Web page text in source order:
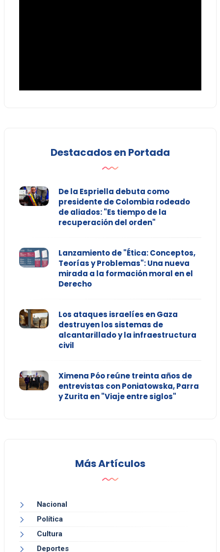
Destacados en Portada
De la Espriella debuta como
presidente de Colombia rodeado
de aliados: "Es tiempo de la
recuperación del orden"
Lanzamiento de "Ética: Conceptos,
Teorías y Problemas": Una nueva
mirada a la formación moral en el
Derecho
Los ataques israelíes en Gaza
destruyen los sistemas de
alcantarillado y la infraestructura
civil
Ximena Póo reúne treinta años de
entrevistas con Poniatowska, Parra
y Zurita en "Viaje entre siglos"
Más Artículos
Nacional
Política
Cultura
Deportes